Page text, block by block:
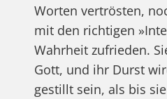
Worten vertrösten,
mit den richtigen
Wahrheit zufrieden.
Gott, und ihr Durst
gestillt sein, als bis